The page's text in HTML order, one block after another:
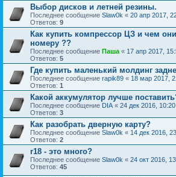
Выбор дисков и летней резины.
Последнее сообщение Slаw0k « 20 апр 2017,
Ответов: 9
Как купить компрессор ЦЗ и чем
номеру ??
Последнее сообщение Паша « 17 апр 2017,
Ответов: 5
Где купить маленький молдинг
Последнее сообщение rapik89 « 18 мар 2017,
Ответов: 1
Какой аккумулятор лучше
Последнее сообщение DIA « 24 дек 2016, 10:20
Ответов: 3
Как разобрать дверную карту?
Последнее сообщение Slаw0k « 14 дек 2016,
Ответов: 2
r18 - это много?
Последнее сообщение Slаw0k « 24 окт 2016,
Ответов: 45